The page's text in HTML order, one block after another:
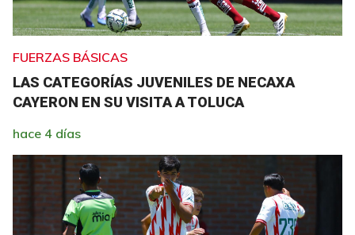
FUERZAS BÁSICAS
LAS CATEGORÍAS JUVENILES DE NECAXA
CAYERON EN SU VISITA A TOLUCA
hace 4 días